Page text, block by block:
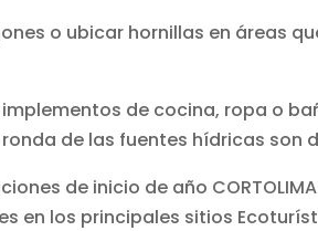
o ubicar hornillas en áreas
de cocina, ropa o
de las fuentes hídricas son
de inicio de año
en los principales sitios